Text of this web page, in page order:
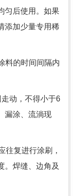
匀后使用。如果
添加少量专用稀
料的时间间隔内
走动，不得小于6
漏涂、流淌现
往复进行涂刷，
。焊缝、边角及